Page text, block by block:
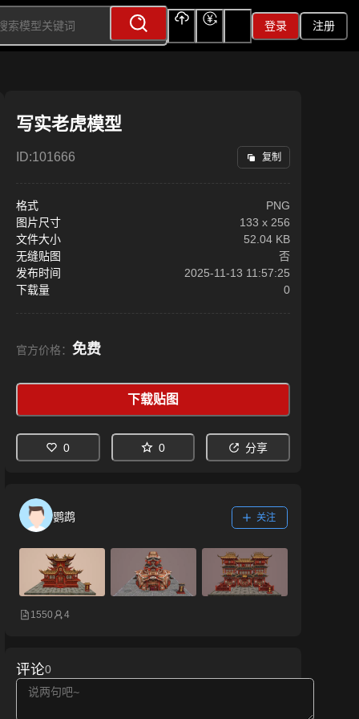
登录 注册
写实老虎模型
ID:101666 复制
格式
PNG
图片尺寸
133 x 256
文件大小
52.04 KB
无缝贴图
否
发布时间
2025-11-13 11:57:25
下载量
0
官方价格： 免费
下载贴图
0 0 分享
鹦鹉 关注
1550 4
评论0